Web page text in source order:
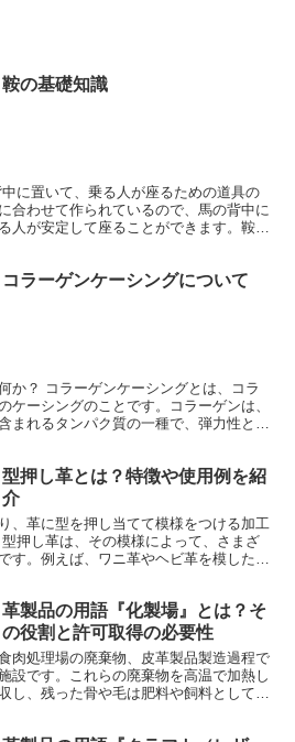
鞍の基礎知識
合わせて作られているので、馬の背中に
人が安定して座ることができます。鞍
ます。鞍には、足をかけるためのあぶ
け、荷物を載せるための荷鞍などがあり
欠かせない道具です。
コラーゲンケーシングについて
は、コラ
ケーシングのことです。コラーゲンは、
まれるタンパク質の一種で、弾力性と強
天然由来
食感に影響を与えず、安全に食べること
ンは生分解性が高く、環境にやさしい素
コラーゲンを豊富に含んでおり、抽出が
皮や骨は、食肉加工の副産物として大量
、サラミなどの加工食品を包むために使
シングは、弾力性と強度を備えているた
み、破損を防ぐことができます。また、
然由来の素材のため、食品の風味や食感
ることができます。
型押し革とは？特徴や使用例を紹
介
、革に型を押し当てて模様をつける加工
押し革は、その模様によって、さまざ
す。例えば、ワニ革やヘビ革を模した型
べて安価で
があります。そのため、バッグや財布、
ョンアイテムに使用されています。 ま
耐久性が高いという特徴もあります。そ
にも使用されています。 型押し革
まざまなシーンで使用されています。ビ
、ホームシーンでは、ソファや椅子など
革製品の用語『化製場』とは？そ
の役割と許可取得の必要性
肉処理場の廃棄物、皮革製品製造過程で
設です。これらの廃棄物を高温で加熱し
し、残った骨や毛は肥料や飼料として再